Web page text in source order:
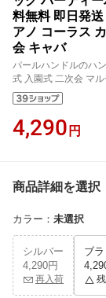
料無料 即日発
アノ コーラス
会 キャバ
パールハンドルのハ
式 入園式 二次会 マ
4,290 円
商品詳細を選択
カラー ： 未選択
シルバー
4,290円
再入荷
ブ